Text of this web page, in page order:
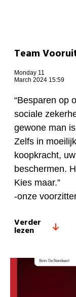
Team
Monday 11
March 2024 15:59
“Besparen op
sociale
gewone man
Zelfs in
koopkracht,
beschermen.
Kies maar.”
-onze
Verder
lezen